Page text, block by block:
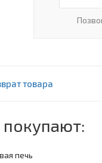
9 069 000
товара
печь